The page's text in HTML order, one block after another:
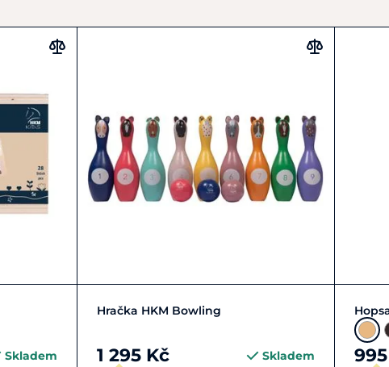
Skladem
Do košíku
Hračka HKM Bowling
1 295 Kč Skladem